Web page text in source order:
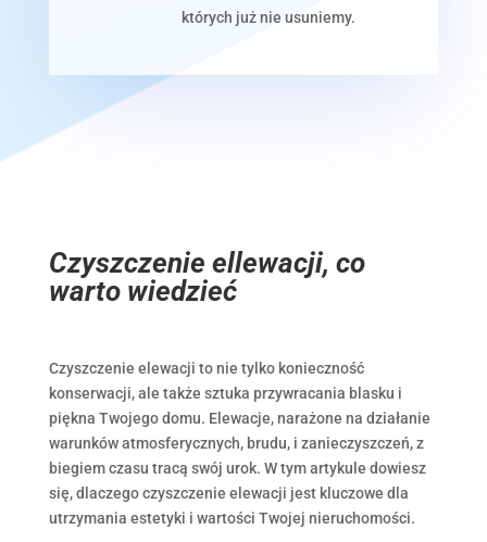
których już nie usuniemy.
Czyszczenie ellewacji, co
warto wiedzieć
Czyszczenie elewacji to nie tylko konieczność
konserwacji, ale także sztuka przywracania blasku i
piękna Twojego domu. Elewacje, narażone na działanie
warunków atmosferycznych, brudu, i zanieczyszczeń, z
biegiem czasu tracą swój urok. W tym artykule dowiesz
się, dlaczego czyszczenie elewacji jest kluczowe dla
utrzymania estetyki i wartości Twojej nieruchomości.